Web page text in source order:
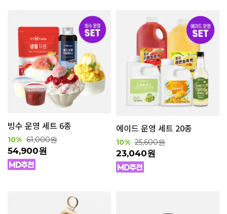
빙수 운영 세트 6종
10% 61,000원
54,900원
에이드 운영 세트 20종
10% 25,600원
23,040원